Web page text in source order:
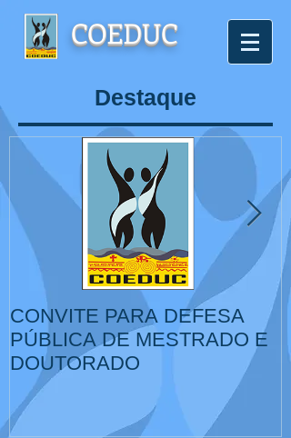
COEDUC
Destaque
CONVITE PARA DEFESA
PÚBLICA DE MESTRADO E
DOUTORADO